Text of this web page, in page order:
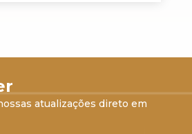
atualizações direto em